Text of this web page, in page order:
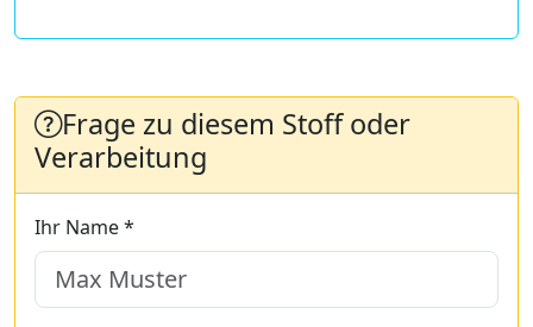
Frage zu diesem Stoff oder
Verarbeitung
Ihr Name *